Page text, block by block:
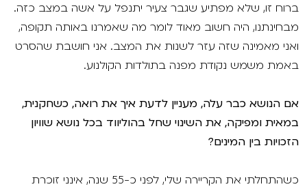
ברוח זו, שלא מפתיע שגבר צעיר יתנפל על אשה במצב כזה.
מבחינתנו, היה חשוב מאוד לומר מה שאמרנו באותה תקופה,
ואני מאמינה שזה עזר לשנות את המצב. אני חושבת שהסרט
באמת משמש נקודת מפנה בתולדות הקולנוע.
אם הנושא כבר עלה, מעניין לדעת איך את רואה, כשחקנית,
במאית ומפיקה, את השינוי שחל בהוליווד בכל נושא שוויון
הזכויות בין המינים?
כשהתחלתי את הקריירה שלי, לפני כ-55 שנה, אינני זוכרת